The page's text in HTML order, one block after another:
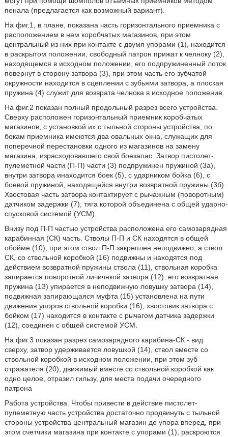
пенала (предлагается как возможный вариант).
На фиг.1, в плане, показана часть горизонтального приемника с
расположением в нем коробчатых магазинов, при этом
центральный из них при контакте с двумя упорами (1), находится
в раскрытом положении, свободный патрон прижат к челноку (2),
находящемся в исходном положении, его подпружиненный лоток
повернут в сторону затвора (3), при этом часть его зубчатой
окружности находится в сцеплении с зубьями затвора, а плоская
пружина (4) служит для возврата челнока в исходное положение.
На фиг.2 показан полный продольный разрез всего устройства.
Сверху расположен горизонтальный приемник коробчатых
магазинов, с установкой их с тыльной стороны устройства; по
бокам приемника имеются два овальных окна, служащих для
поперечной перестановки одного из магазинов на замену
магазина, израсходовавшего свой боезапас. Затвор пистолет-
пулеметной части (П-П) части (3) подпружинен пружиной (3а),
внутри затвора инаходится боек (5), с ударником бойка (6), с
боевой пружиной, находящейся внутри возвратной пружины (3б).
Хвостовая часть затвора контактирует с рычажным (поворотным)
датчиком задержки (7), тяга которой объединена с общей ударно-
спусковой системой (УСМ).
Внизу под П-П частью устройства расположена его самозарядная
карабинная (СК) часть. Стволы П-П и СК находятся в общей
обойме (10), при этом ствол П-П закреплен неподвижно, а ствол
СК, со ствольной коробкой (16) подвижны и находятся под
действием возвратной пружины ствола (11), ствольная коробка
запирается поворотной личичнкой затвора (12), его возвратная
пружина (13) упирается в неподвижную ловушку затвора (14),
подвижная запирающаяся муфта (15) установлена на пути
движения упоров ствольной коробки (16), хвостовик затвора с
бойком (17) находится в контакте с рычагом датчика задержки
(12), соединен с общей системой УСМ.
На фиг.3 показан разрез самозарядного карабина-СК - вид
сверху, затвор удерживается ловушкой (14), ствол вместе со
ствольной коробкой в исходном положении, при этом зуб
отражателя (20), движимый вместе со ствольной коробкой как
одно целое, отразил гильзу, для места подачи очередного
патрона
Работа устройства. Чтобы привести в действие пистолет-
пулеметную часть устройства достаточно продвинуть с тыльной
стороны устройства центральный магазин до упора вперед, при
этом счетчики магазина при контакте с упорами (1), раскроются